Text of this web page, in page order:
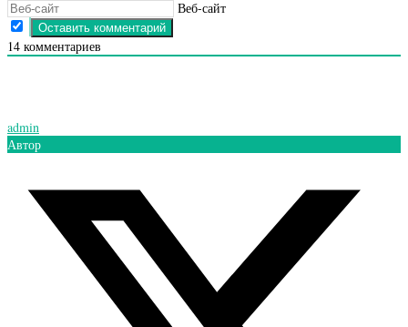
Веб-сайт
14 комментариев
admin
Автор